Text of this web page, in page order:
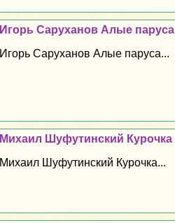
Игорь Саруханов Алые паруса
Игорь Саруханов Алые паруса...
Михаил Шуфутинский Курочка
Михаил Шуфутинский Курочка...